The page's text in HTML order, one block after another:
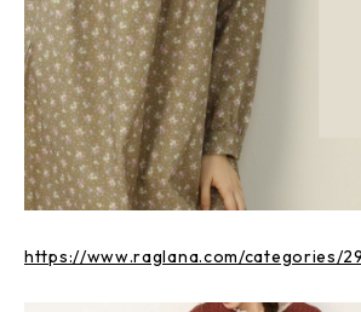
https://www.raglana.com/categories/